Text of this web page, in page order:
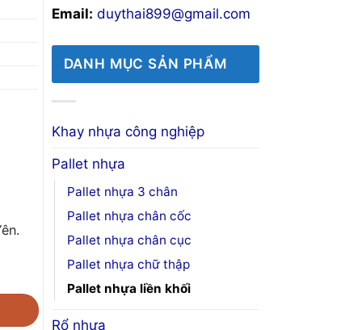
Email: duythai899@gmail.com
DANH MỤC SẢN PHẨM
Khay nhựa công nghiệp
Pallet nhựa
Pallet nhựa 3 chân
Pallet nhựa chân cốc
Pallet nhựa chân cục
Pallet nhựa chữ thập
Pallet nhựa liền khối
Rổ nhựa